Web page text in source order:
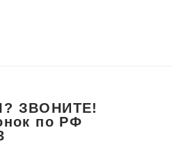
ЗВОНИТЕ!
по РФ